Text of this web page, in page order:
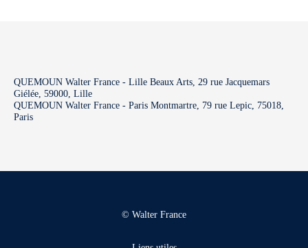
QUEMOUN Walter France - Lille Beaux Arts, 29 rue Jacquemars
Giélée, 59000, Lille
QUEMOUN Walter France - Paris Montmartre, 79 rue Lepic, 75018,
Paris
© Walter France